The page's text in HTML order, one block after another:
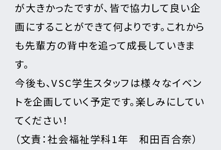
が大きかったですが、皆で協力して良い企
画にすることができて何よりです。これから
も先輩方の背中を追って成長していきま
す。
今後も、VSC学生スタッフは様々なイベン
トを企画していく予定です。楽しみにしてい
てください！
（文責：社会福祉学科1年 和田百合奈）